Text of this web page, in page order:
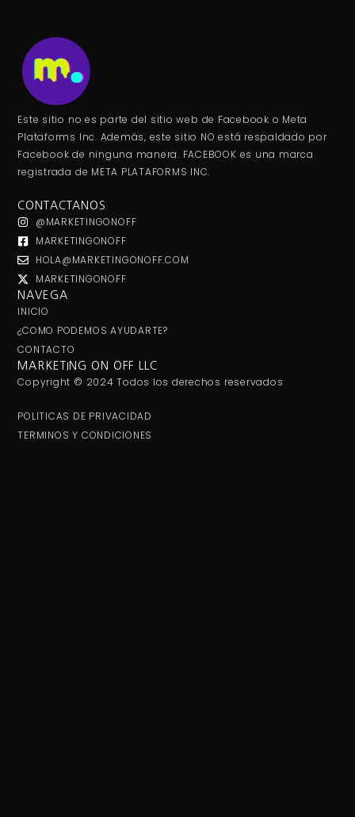
Este sitio no es parte del sitio web de Facebook o Meta
Plataforms Inc. Además, este sitio NO está respaldado por
Facebook de ninguna manera. FACEBOOK es una marca
registrada de META PLATAFORMS INC.
CONTACTANOS
@MARKETINGONOFF
MARKETINGONOFF
HOLA@MARKETINGONOFF.COM
MARKETINGONOFF
NAVEGA
INICIO
¿COMO PODEMOS AYUDARTE?
CONTACTO
MARKETING ON OFF LLC
Copyright © 2024 Todos los derechos reservados
POLITICAS DE PRIVACIDAD
TERMINOS Y CONDICIONES